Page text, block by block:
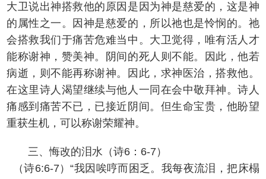
大卫说出神搭救他的原因是因为神是慈爱的，这是神
的属性之一。因神是慈爱的，所以祂也是怜悯的。祂
会搭救我们于痛苦危难当中。大卫觉得，唯有活人才
能称谢神，赞美神。阴间的死人则不能。因此，他若
病逝，则不能再称谢神。因此，求神医治，搭救他。
在这里诗人渴望继续与他人一同在会中敬拜神。诗人
痛感到痛苦不已，已接近阴间。但生命宝贵，他盼望
重获生机，可以称谢荣耀神。
三、悔改的泪水（诗6：6-7）
（诗6:6-7）“我因唉哼而困乏。我每夜流泪，把床榻